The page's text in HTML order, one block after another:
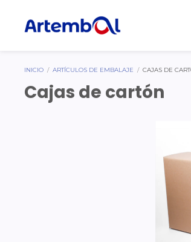
INICIO / ARTÍCULOS DE EMBALAJE / CAJAS DE
Cajas de cartón